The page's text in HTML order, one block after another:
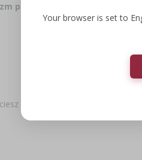
przeczytasz TU:
się z wyjątkowo
Your browser is set to